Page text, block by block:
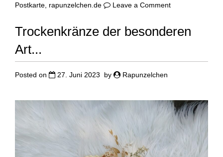
Postkarte rapunzelchen.de Leave a Commenton
Trockenkränze der besonderen
Art...
Posted on 27. Juni 2023 by Rapunzelchen